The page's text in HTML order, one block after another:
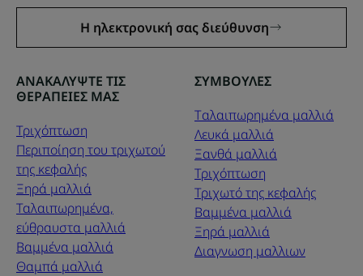
Η ηλεκτρονική σας διεύθυνση
ΑΝΑΚΑΛΥΨΤΕ ΤΙΣ
ΘΕΡΑΠΕΙΕΣ ΜΑΣ
Τριχόπτωση
Περιποίηση του τριχωτού
της κεφαλής
Ξηρά μαλλιά
Ταλαιπωρημένα,
εύθραυστα μαλλιά
Βαμμένα μαλλιά
Θαμπά μαλλιά
ΣΥΜΒΟΥΛΕΣ
Tαλαιπωρημένα μαλλιά
Λευκά μαλλιά
Ξανθά μαλλιά
Τριχόπτωση
Τριχωτό της κεφαλής
Βαμμένα μαλλιά
Ξηρά μαλλιά
Διαγνωση μαλλιων